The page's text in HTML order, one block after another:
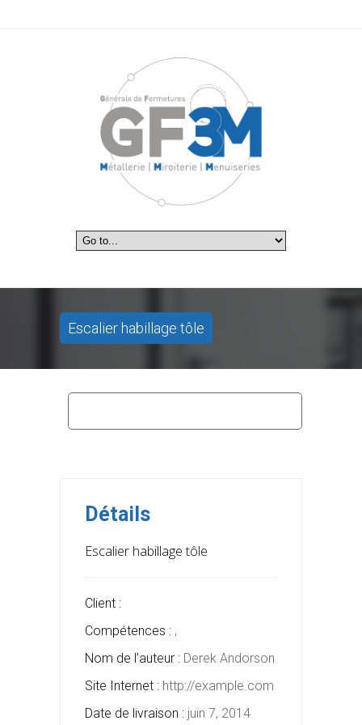
Escalier habillage tôle
Détails
Escalier habillage tôle
Client :
Compétences : ,
Nom de l’auteur : Derek Andorson
Site Internet : http://example.com
Date de livraison : juin 7, 2014